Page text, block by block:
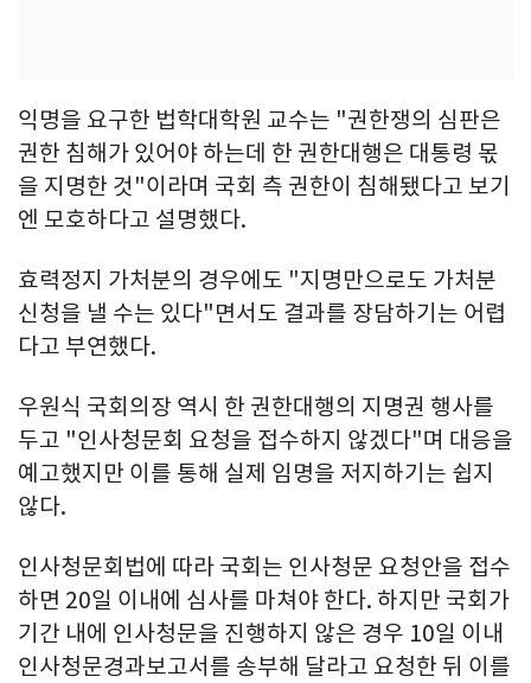
익명을 요구한 법학대학원 교수는 "권한쟁의 심판은
권한 침해가 있어야 하는데 한 권한대행은 대통령 몫
을 지명한 것"이라며 국회 측 권한이 침해됐다고 보기
엔 모호하다고 설명했다.
효력정지 가처분의 경우에도 "지명만으로도 가처분
신청을 낼 수는 있다"면서도 결과를 장담하기는 어렵
다고 부연했다.
우원식 국회의장 역시 한 권한대행의 지명권 행사를
두고 "인사청문회 요청을 접수하지 않겠다"며 대응을
예고했지만 이를 통해 실제 임명을 저지하기는 쉽지
않다.
인사청문회법에 따라 국회는 인사청문 요청안을 접수
하면 20일 이내에 심사를 마쳐야 한다. 하지만 국회가
기간 내에 인사청문을 진행하지 않은 경우 10일 이내
인사청문경과보고서를 송부해 달라고 요청한 뒤 이를